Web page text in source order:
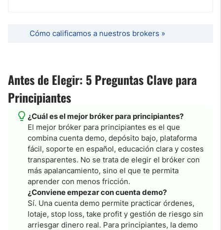
Cómo calificamos a nuestros brokers »
Antes de Elegir: 5 Preguntas Clave para
Principiantes
¿Cuál es el mejor bróker para principiantes?
El mejor bróker para principiantes es el que
combina cuenta demo, depósito bajo, plataforma
fácil, soporte en español, educación clara y costes
transparentes. No se trata de elegir el bróker con
más apalancamiento, sino el que te permita
aprender con menos fricción.
¿Conviene empezar con cuenta demo?
Sí. Una cuenta demo permite practicar órdenes,
lotaje, stop loss, take profit y gestión de riesgo sin
arriesgar dinero real. Para principiantes, la demo